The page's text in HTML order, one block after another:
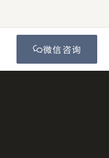
微信咨询